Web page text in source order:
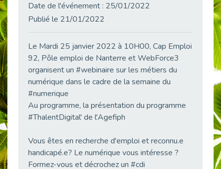
« Confiance en soi et acceptation du handicap » : un levier puissant vers l’emploi
Publié le 22/05/2026
Handicap et emploi : une matinée pour briser les tabous
Publié le 21/05/2026
Publié le 18/05/2026
CAP EMPLOI 92 : L’inclusion portée à son sommet, bien au-delà des quotas
Date de l'événement : 25/01/2022
Publié le 21/01/2022
Le Mardi 25 janvier 2022 à 10H00, Cap Emploi
92, Pôle emploi de Nanterre et WebForce3
organisent un #webinaire sur les métiers du
numérique dans le cadre de la semaine du
#numerique
Au programme, la présentation du programme
#ThalentDigital' de l'Agefiph
Vous êtes en recherche d'emploi et reconnu.e
handicapé.e? Le numérique vous intéresse ?
Formez-vous et décrochez un #cdi